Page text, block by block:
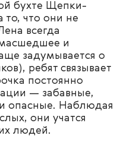
бухте Щепки-
что они не
всегда
и
задумывается о
ребят связывает
постоянно
— забавные,
опасные. Наблюдая
они учатся
людей.